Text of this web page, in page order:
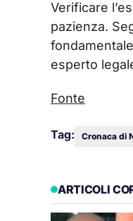
Verificare
pazienza.
esperto
Fonte
Tag: Cronaca di
ARTICOLI